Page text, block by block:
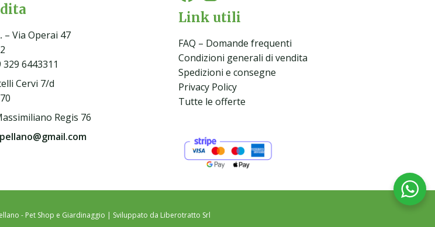
. – Via Operai 47
329 6443311
Cervi 7/d
Regis 76
Link utili
FAQ – Domande frequenti
Condizioni generali di vendita
Spedizioni e consegne
Privacy Policy
Tutte le offerte
- Pet Shop e Giardinaggio | Sviluppato da Liberotratto Srl